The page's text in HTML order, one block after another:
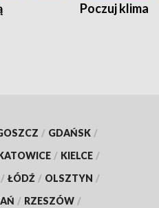
Poczuj klimat
/ GDAŃSK /
/ KIELCE /
/ ŁÓDŹ / OLSZTYN /
/ RZESZÓW /